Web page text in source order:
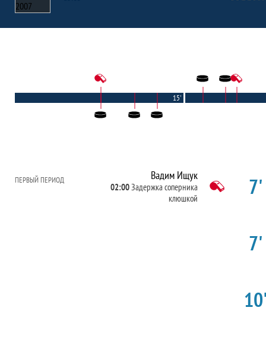
15'
ПЕРВЫЙ ПЕРИОД Вадим Ищук
02:00Задержка соперника
клюшкой